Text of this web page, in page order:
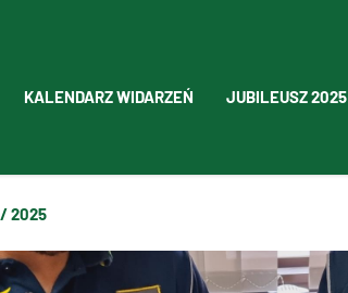
KALENDARZ WIDARZEŃ JUBILEUSZ 2025
/ 2025